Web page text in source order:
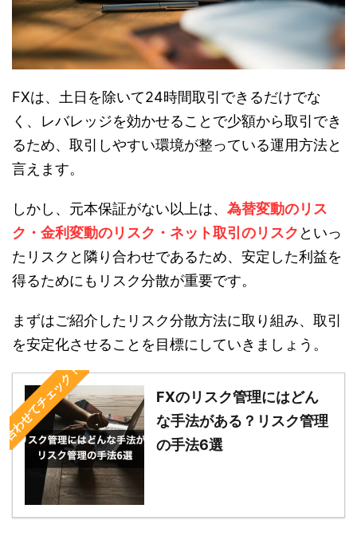
FXは、土日を除いて24時間取引できるだけでな
く、レバレッジを効かせることで少額から取引でき
るため、取引しやすい環境が整っている運用方法と
言えます。
しかし、元本保証がない以上は、 為替変動のリス
ク・金利変動のリスク・ネット取引のリスク といっ
たリスクと隣り合わせであるため、安定した利益を
得るためにもリスク分散が重要です。
まずはご紹介したリスク分散方法に取り組み、取引
を安定化させることを目標にしていきましょう。
合わせてチェック！
FXのリスク管理にはどん
な手法がある？リスク管理
の手法6選